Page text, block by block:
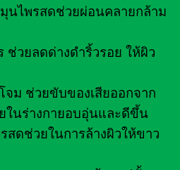
นไพรสดช่วยผ่อนคลายกล้าม
ช่วยลดด่างดำริ้วรอย ให้ผิว
จม ช่วยขับของเสียออกจาก
ในร่างกายอบอุ่นและดีขึ้น
สดช่วยในการล้างผิวให้ขาว